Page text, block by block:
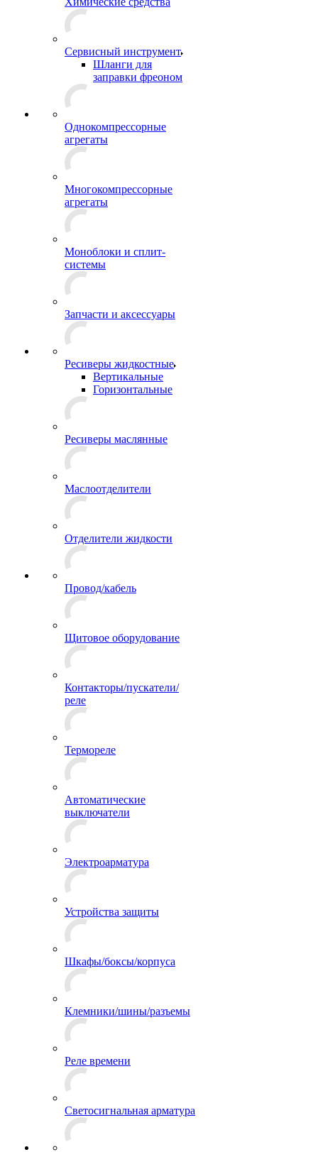
Сервисный инструмент
Шланги для
заправки фреоном
Однокомпрессорные
агрегаты
Многокомпрессорные
агрегаты
Моноблоки и сплит-
системы
Запчасти и аксессуары
Ресиверы жидкостные
Вертикальные
Горизонтальные
Ресиверы маслянные
Маслоотделители
Отделители жидкости
Провод/кабель
Щитовое оборудование
Контакторы/пускатели/
реле
Термореле
Автоматические
выключатели
Электроарматура
Устройства защиты
Шкафы/боксы/корпуса
Клемники/шины/разъемы
Реле времени
Светосигнальная арматура